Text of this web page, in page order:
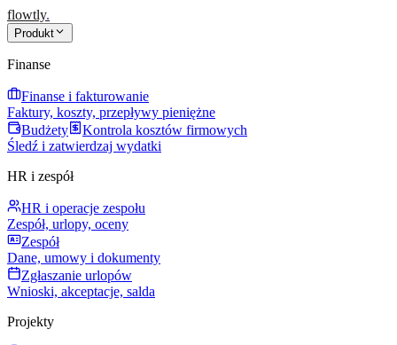
flowtly.
Produkt
Finanse
Finanse i fakturowanie
Faktury, koszty, przepływy pieniężne
Budżety
Kontrola kosztów firmowych
Śledź i zatwierdzaj wydatki
HR i zespół
HR i operacje zespołu
Zespół, urlopy, oceny
Zespół
Dane, umowy i dokumenty
Zgłaszanie urlopów
Wnioski, akceptacje, salda
Projekty